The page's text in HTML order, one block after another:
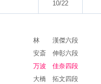
10/22
林 漢傑六段
安斎 伸彰六段
万波 佳奈四段
大橋 拓文四段